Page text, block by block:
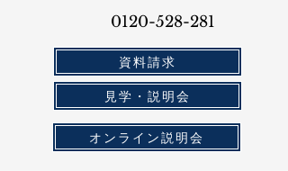
0120-528-281​
資料請求
見学・説明会
オンライン説明会